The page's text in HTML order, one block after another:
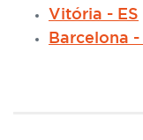
Vitória - ES
Barcelona -